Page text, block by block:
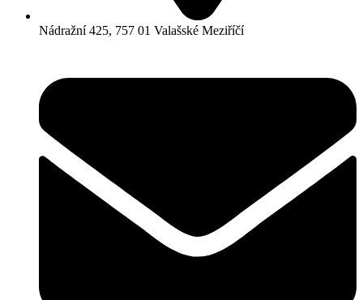
Nádražní 425, 757 01 Valašské Meziříčí